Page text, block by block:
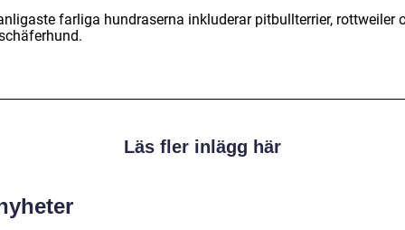
farliga hundraserna inkluderar pitbullterrier, rottweiler
Läs fler inlägg här